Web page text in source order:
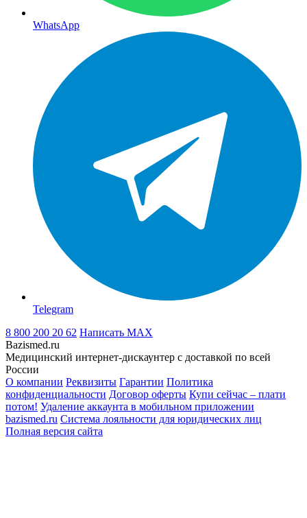
WhatsApp
Telegram
8 800 200 20 62 Написать MAX
Bazismed.ru
Медицинский интернет-дискаунтер с доставкой по всей
России
О компании Реквизиты Гарантии Политика
конфиденциальности Договор оферты Купи сейчас – плати
потом! Удаление аккаунта в мобильном приложении
bazismed.ru Система лояльности для юридических лиц
Полная версия сайта